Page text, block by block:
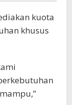
kuota
khusus